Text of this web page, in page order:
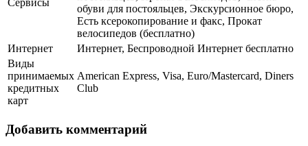
Сервисы
обуви для постояльцев, Экскурсионное бюро,
Есть ксерокопирование и факс, Прокат
велосипедов (бесплатно)
Интернет
Интернет, Беспроводной Интернет бесплатно
Виды
принимаемых
кредитных
карт
American Express, Visa, Euro/Mastercard, Diners
Club
Добавить комментарий